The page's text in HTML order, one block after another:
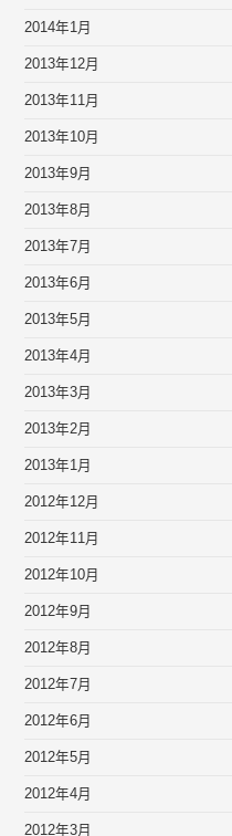
2014年1月
2013年12月
2013年11月
2013年10月
2013年9月
2013年8月
2013年7月
2013年6月
2013年5月
2013年4月
2013年3月
2013年2月
2013年1月
2012年12月
2012年11月
2012年10月
2012年9月
2012年8月
2012年7月
2012年6月
2012年5月
2012年4月
2012年3月